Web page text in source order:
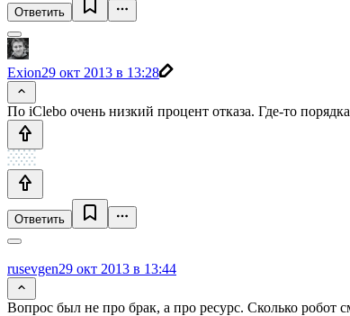
Ответить
Exion29 окт 2013 в 13:28
По iClebo очень низкий процент отказа. Где-то
Ответить
rusevgen29 окт 2013 в 13:44
Вопрос был не про брак, а про ресурс. Сколько робот